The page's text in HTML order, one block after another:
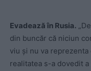
Evadează în Rusia.
din buncăr că niciun
viu și nu va
realitatea s-a dovedit